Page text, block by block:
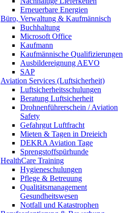
Erneuerbare Energien
Büro, Verwaltung & Kaufmännisch
Buchhaltung
Microsoft Office
Kaufmann
Kaufmännische Qualifizierungen
Ausbildereignung AEVO
SAP
Aviation Services (Luftsicherheit)
Luftsicherheitsschulungen
Beratung Luftsicherheit
Drohnenführerschein / Aviation
Safety
Gefahrgut Luftfracht
Mieten & Tagen in Dreieich
DEKRA Aviation Tage
Sprengstoffspürhunde
HealthCare Training
Hygieneschulungen
Pflege & Betreuung
Qualitätsmanagement
Gesundheitswesen
Notfall und Katastrophen